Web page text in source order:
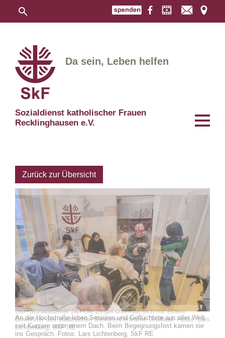
Sozialdienst katholischer Frauen
Recklinghausen e.V.
Da sein, Leben helfen
Zurück zur Übersicht
SkF-Sozialarbeiter Jan Ole Zingel unterhält sich mit einem
Bewohner des städtischen Seniorenzentrums Grullbad. Fotos: Lars
Lichtenberg, SkF RE
An der Hochstraße leben Senioren und Geflüchtete aus aller Welt
seit Kurzem unter einem Dach. Beim Begegnungsfest kamen sie
ins Gespräch. Fotos: Lars Lichtenberg, SkF RE